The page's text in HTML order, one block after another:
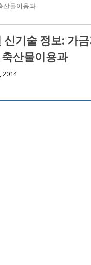
산물이용과
기술 정보: 가
산물이용과
2014